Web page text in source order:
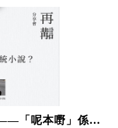
「呢本嘢」係流